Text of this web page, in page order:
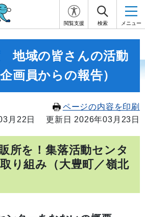
閲覧支援 検索 メニュー
地域の皆さんの活動
画員からの報告）
ページの内容を印刷
月22日
更新日 2026年03月23日
所を！集落活動センタ
り組み（大豊町／嶺北